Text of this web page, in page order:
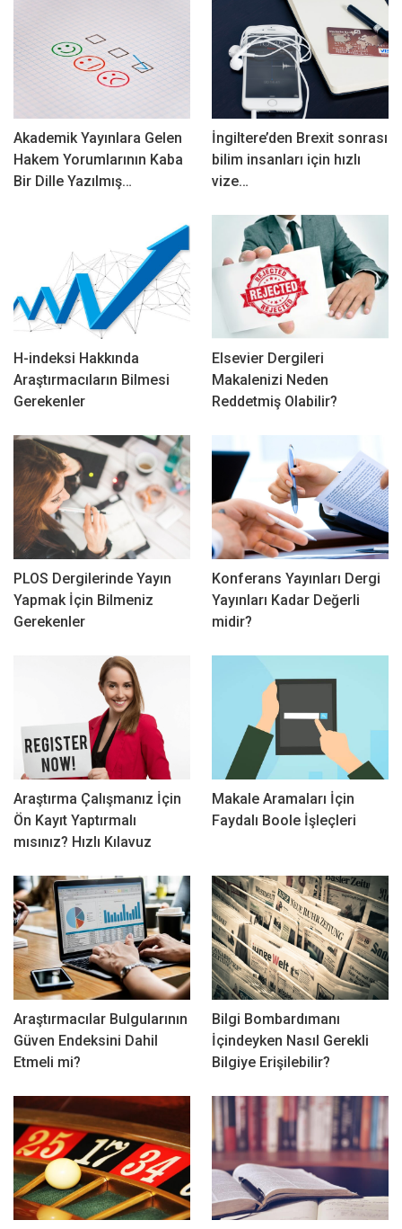
Akademik Yayınlara Gelen
Hakem Yorumlarının Kaba
Bir Dille Yazılmış…
İngiltere’den Brexit sonrası
bilim insanları için hızlı
vize…
H-indeksi Hakkında
Araştırmacıların Bilmesi
Gerekenler
Elsevier Dergileri
Makalenizi Neden
Reddetmiş Olabilir?
PLOS Dergilerinde Yayın
Yapmak İçin Bilmeniz
Gerekenler
Konferans Yayınları Dergi
Yayınları Kadar Değerli
midir?
Araştırma Çalışmanız İçin
Ön Kayıt Yaptırmalı
mısınız? Hızlı Kılavuz
Makale Aramaları İçin
Faydalı Boole İşleçleri
Araştırmacılar Bulgularının
Güven Endeksini Dahil
Etmeli mi?
Bilgi Bombardımanı
İçindeyken Nasıl Gerekli
Bilgiye Erişilebilir?